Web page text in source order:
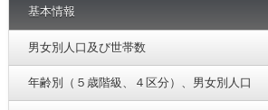
基本情報
男女別人口及び世帯数
年齢別（５歳階級、４区分）、男女別人口